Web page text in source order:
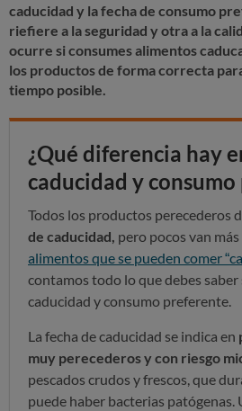
caducidad y la fecha de consumo
riefiere a la seguridad y otra a la
ocurre si consumes alimentos
los productosde forma correcta
tiempo posible.
¿Qué diferencia hay
caducidad y
Todos los productos perecederos
de caducidad, pero pocos van
alimentos que se pueden comer
contamos todo lo que debes saber
caducidad y consumo preferente.
La fecha de caducidad se indica en
muy perecederos y con riesgo
pescados crudos y frescos, que
puede haber bacterias patógenas.